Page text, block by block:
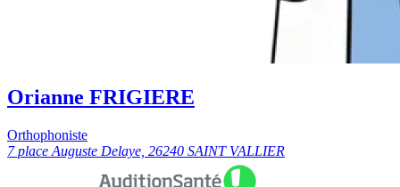
Orianne FRIGIERE
Orthophoniste
7 place Auguste Delaye, 26240 SAINT VALLIER